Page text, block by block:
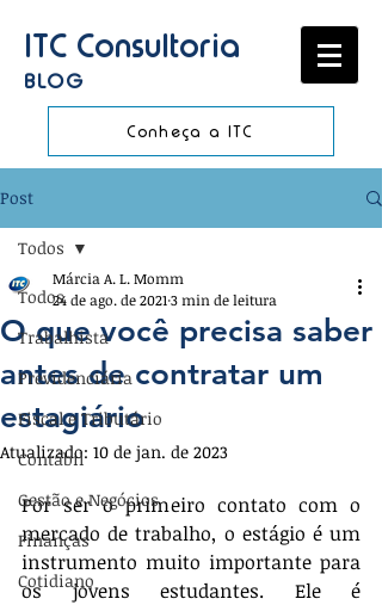
ITC Consultoria
BLOG
Conheça a ITC
Post
Todos
Trabalhista
Previdenciária
Fiscal e Tributário
Contábil
Gestão e Negócios
Finanças
Cotidiano
Todos
O que você precisa saber
antes de contratar um
estagiário
Márcia A. L. Momm
24 de ago. de 2021 3 min de leitura
Atualizado: 10 de jan. de 2023
Por ser o primeiro contato com o
mercado de trabalho, o estágio é um
instrumento muito importante para
os jovens estudantes. Ele é